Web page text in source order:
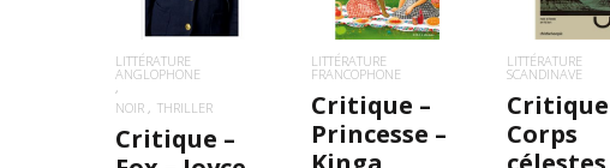
LITTÉRATURE
ANGLOPHONE
NOIR
THRILLER
Critique –
LITTÉRATURE
FRANCOPHONE
Critique –
Princesse –
LITTÉRATURE
SCANDINAVE
Critique
Corps